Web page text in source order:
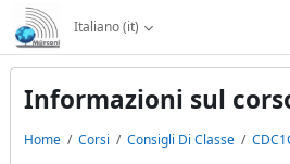
Vai al contenuto principale
Italiano ‎(it)‎
Informazioni sul
Home Corsi Consigli Di Classe